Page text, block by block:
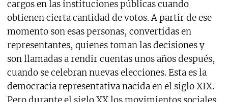
cargos en las instituciones públicas cuando
obtienen cierta cantidad de votos. A partir de ese
momento son esas personas, convertidas en
representantes, quienes toman las decisiones y
son llamadas a rendir cuentas unos años después,
cuando se celebran nuevas elecciones. Esta es la
democracia representativa nacida en el siglo XIX.